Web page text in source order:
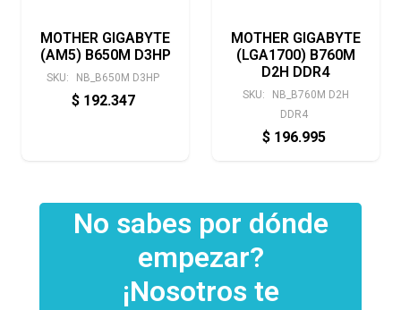
MOTHER GIGABYTE
(AM5) B650M D3HP
SKU: NB_B650M D3HP
$ 192.347
MOTHER GIGABYTE
(LGA1700) B760M
D2H DDR4
SKU:
NB_B760M D2H
DDR4
$ 196.995
No sabes por dónde
empezar?
¡Nosotros te